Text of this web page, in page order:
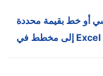
أو خط بقيمة محددة
إلى مخطط في Excel